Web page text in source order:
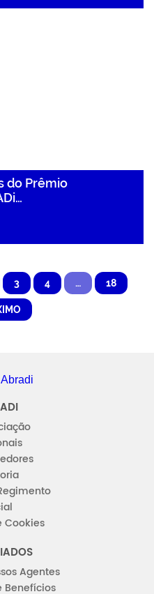
do Prêmio
3 4 … 18
Cookies
Agentes
Benefícios